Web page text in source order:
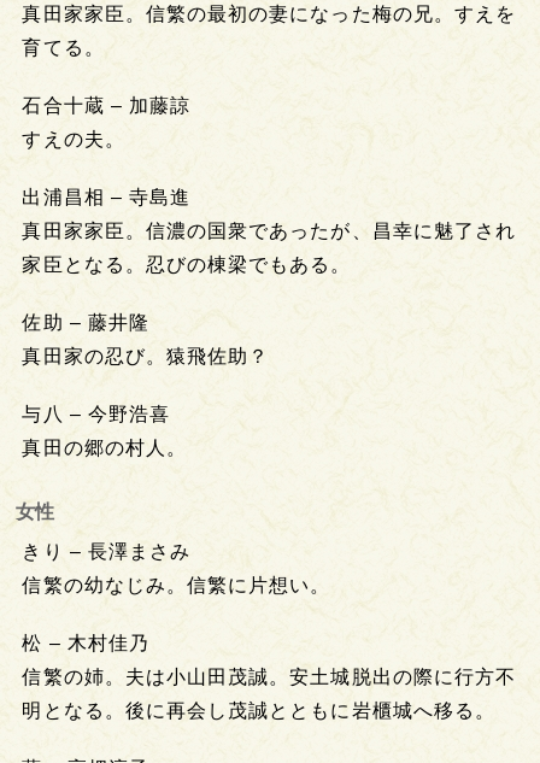
真田家家臣。信繁の最初の妻になった梅の兄。すえを
育てる。
石合十蔵 – 加藤諒
すえの夫。
出浦昌相 – 寺島進
真田家家臣。信濃の国衆であったが、昌幸に魅了され
家臣となる。忍びの棟梁でもある。
佐助 – 藤井隆
真田家の忍び。猿飛佐助？
与八 – 今野浩喜
真田の郷の村人。
女性
きり – 長澤まさみ
信繁の幼なじみ。信繁に片想い。
松 – 木村佳乃
信繁の姉。夫は小山田茂誠。安土城脱出の際に行方不
明となる。後に再会し茂誠とともに岩櫃城へ移る。